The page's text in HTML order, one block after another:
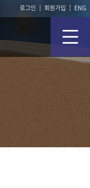
로그인 회원가입 ENG